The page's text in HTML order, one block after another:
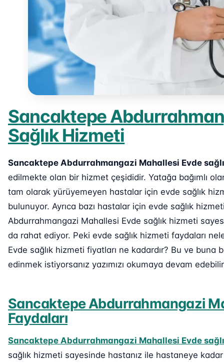
Sancaktepe
Sağlık Hizmeti
Sancaktepe Abdurrahmangazi Mahallesi Evde
edilmekte olan bir hizmet çeşididir. Yatağa bağımlı
tam olarak yürüyemeyen hastalar için evde sağlık
bulunuyor. Ayrıca bazı hastalar için evde sağlık
Abdurrahmangazi Mahallesi Evde sağlık hizmeti
da rahat ediyor. Peki evde sağlık hizmeti faydaları
Evde sağlık hizmeti fiyatları ne kadardır? Bu ve buna
edinmek istiyorsanız yazımızı okumaya devam
Sancaktepe Abdurrahmangazi
Faydaları
Sancaktepe Abdurrahmangazi Mahallesi Evde
sağlık hizmeti sayesinde hastanız ile hastaneye